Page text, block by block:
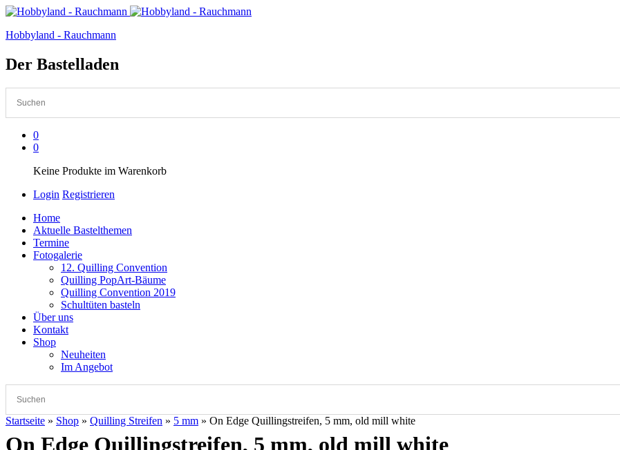
Hobbyland - Rauchmann
Der Bastelladen
0
0
Keine Produkte im Warenkorb
Login Registrieren
Home
Aktuelle Bastelthemen
Termine
Fotogalerie
12. Quilling Convention
Quilling PopArt-Bäume
Quilling Convention 2019
Schultüten basteln
Über uns
Kontakt
Shop
Neuheiten
Im Angebot
Startseite » Shop » Quilling Streifen » 5 mm » On Edge Quillingstreifen, 5 mm, old mill white
On Edge Quillingstreifen, 5 mm, old mill white